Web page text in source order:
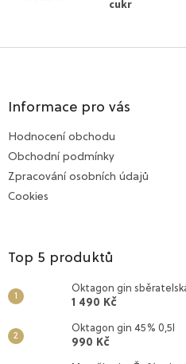
cukr
Informace pro vás
Hodnocení obchodu
Obchodní podmínky
Zpracování osobních údajů
Cookies
Top 5 produktů
Oktagon gin
1 490 Kč
Oktagon gin 45% 0,5l
990 Kč